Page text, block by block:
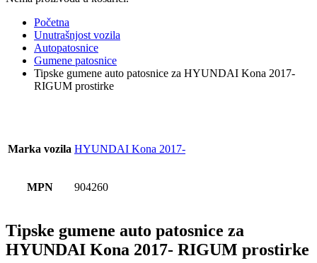
Početna
Unutrašnjost vozila
Autopatosnice
Gumene patosnice
Tipske gumene auto patosnice za HYUNDAI Kona 2017-
RIGUM prostirke
Marka vozila HYUNDAI Kona 2017-
MPN 904260
Tipske gumene auto patosnice za
HYUNDAI Kona 2017- RIGUM prostirke